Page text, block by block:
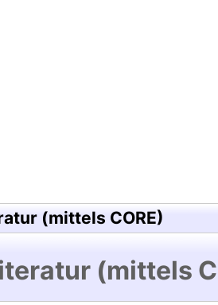
(mittels CORE)
(mittels